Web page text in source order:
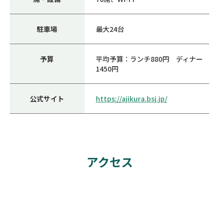
駐車場 最大24台
予算
平均予算：ランチ880円 ディナー
1450円
公式サイト https://ajikura.bsj.jp/
アクセス